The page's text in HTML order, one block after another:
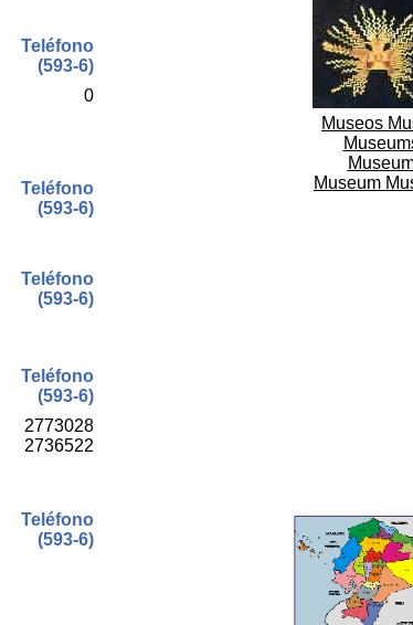
Teléfono
(593-6)
0
Teléfono
(593-6)
Teléfono
(593-6)
Teléfono
(593-6)
2773028
2736522
Teléfono
(593-6)
Museos
Museum